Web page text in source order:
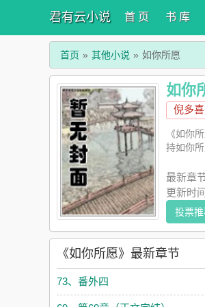
君有云小说 首 页 书 库
首页 其他小说 如你所愿
如你
倪多喜
《如你
持如你所
最新章节
更新时
投票
《如你所愿》最新章节
73、番外四